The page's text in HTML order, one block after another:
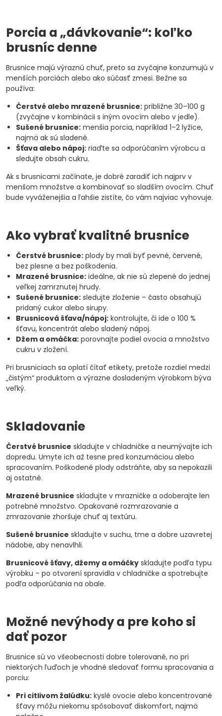
Porcia a „dávkovanie“: koľko
brusníc denne
Brusnice majú výraznú chuť, preto sa zvyčajne konzumujú v
menších porciách alebo ako súčasť zmesi. Bežne sa
používa:
Čerstvé alebo mrazené brusnice: približne 30–100 g
(zvyčajne v kombinácii s iným ovocím alebo v jedle).
Sušené brusnice: menšia porcia, napríklad 1–2 lyžice,
najmä ak sú sladené.
Šťava alebo nápoj: riaďte sa odporúčaním výrobcu a
sledujte obsah cukru.
Ak s brusnicami začínate, je dobré zaradiť ich najprv v
menšom množstve a kombinovať so sladším ovocím. Chuť
bude vyváženejšia a ľahšie zistíte, čo vám najviac vyhovuje.
Ako vybrať kvalitné brusnice
Čerstvé brusnice: plody by mali byť pevné, červené,
bez plesne a bez poškodenia.
Mrazené brusnice: ideálne, ak nie sú zlepené do jednej
veľkej zamrznutej hrudy.
Sušené brusnice: sledujte zloženie – často obsahujú
pridaný cukor alebo sirupy.
Brusnicová šťava/nápoj: kontrolujte, či ide o 100 %
šťavu, koncentrát alebo sladený nápoj.
Džem a omáčka: porovnajte podiel ovocia a množstvo
cukru v zložení.
Pri brusniciach sa oplatí čítať etikety, pretože rozdiel medzi
„čistým“ produktom a výrazne dosladeným výrobkom býva
veľký.
Skladovanie
Čerstvé brusnice skladujte v chladničke a neumývajte ich
dopredu. Umyte ich až tesne pred konzumáciou alebo
spracovaním. Poškodené plody odstráňte, aby sa nepokazili
aj ostatné.
Mrazené brusnice skladujte v mrazničke a odoberajte len
potrebné množstvo. Opakované rozmrazovanie a
zmrazovanie zhoršuje chuť aj textúru.
Sušené brusnice skladujte v suchu, tme a dobre uzavretej
nádobe, aby nenavlhli.
Brusnicové šťavy, džemy a omáčky skladujte podľa typu
výrobku – po otvorení spravidla v chladničke a spotrebujte
podľa odporúčania na obale.
Možné nevýhody a pre koho si
dať pozor
Brusnice sú vo všeobecnosti dobre tolerované, no pri
niektorých ľuďoch je vhodné sledovať formu spracovania a
porciu:
Pri citlivom žalúdku: kyslé ovocie alebo koncentrované
šťavy môžu niekomu spôsobovať diskomfort, najmä